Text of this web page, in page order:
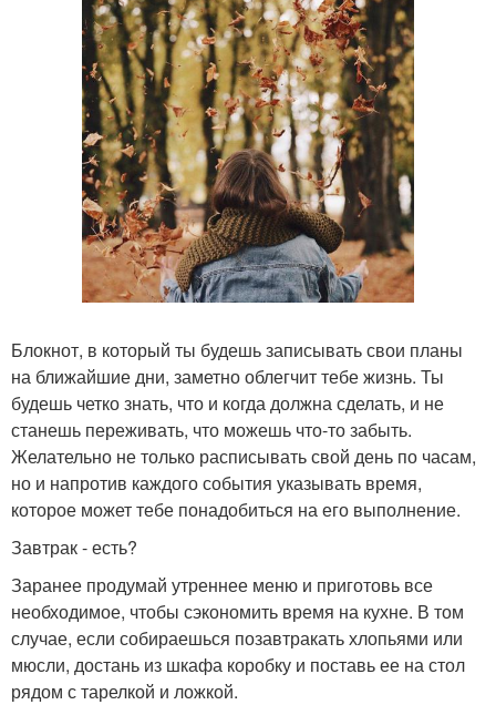
Блокнот, в который ты будешь записывать свои планы
на ближайшие дни, заметно облегчит тебе жизнь. Ты
будешь четко знать, что и когда должна сделать, и не
станешь переживать, что можешь что-то забыть.
Желательно не только расписывать свой день по часам,
но и напротив каждого события указывать время,
которое может тебе понадобиться на его выполнение.
Завтрак - есть?
Заранее продумай утреннее меню и приготовь все
необходимое, чтобы сэкономить время на кухне. В том
случае, если собираешься позавтракать хлопьями или
мюсли, достань из шкафа коробку и поставь ее на стол
рядом с тарелкой и ложкой.